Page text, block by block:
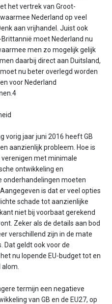
het vertrek van Groot-
Nederland op veel
aan vrijhandel. Juist ook
moet Nederland nu
men zo mogelijk gelijk
daarbij direct aan Duitsland,
nu beter overlegd worden
voor Nederland
vorig jaar juni 2016 heeft GB
aanzienlijk probleem. Hoe is
met minimale
ontwikkeling en
onderhandelingen moeten
is dat er veel opties
schade tot aanzienlijke
niet bij voorbaat gerekend
Zeker als de details aan bod
verschillend zijn in de mate
Dat geldt ook voor de
nu lopende EU-budget tot en
alom.
termijn een negatieve
van GB en de EU27, op